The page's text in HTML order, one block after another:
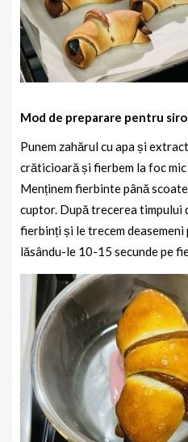
Mod de preparare pentru
Punem zahărul cu apa și
crăticioară și fierbem la foc
Menținem fierbinte până
cuptor. După trecerea timpului
fierbinți și le trecem
lăsându-le 10-15 secunde pe